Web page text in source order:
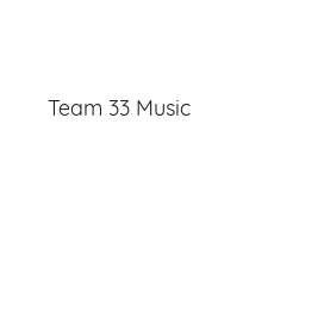
Team 33 Music